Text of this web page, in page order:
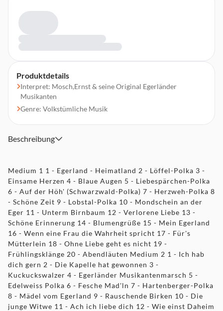
Produktdetails
Interpret: Mosch,Ernst & seine Original Egerländer
Musikanten
Genre: Volkstümliche Musik
Beschreibung
Medium 1 1 - Egerland - Heimatland 2 - Löffel-Polka 3 -
Einsame Herzen 4 - Blaue Augen 5 - Liebespärchen-Polka
6 - Auf der Höh' (Schwarzwald-Polka) 7 - Herzweh-Polka 8
- Schöne Zeit 9 - Lobstal-Polka 10 - Mondschein an der
Eger 11 - Unterm Birnbaum 12 - Verlorene Liebe 13 -
Schöne Erinnerung 14 - Blumengrüße 15 - Mein Egerland
16 - Wenn eine Frau die Wahrheit spricht 17 - Für's
Mütterlein 18 - Ohne Liebe geht es nicht 19 -
Frühlingsklänge 20 - Abendläuten Medium 2 1 - Ich hab
dich gern 2 - Die Kapelle hat gewonnen 3 -
Kuckuckswalzer 4 - Egerländer Musikantenmarsch 5 -
Edelweiss Polka 6 - Fesche Mad'ln 7 - Hartenberger-Polka
8 - Mädel vom Egerland 9 - Rauschende Birken 10 - Die
junge Witwe 11 - Ach ich liebe dich 12 - Wie einst Daheim